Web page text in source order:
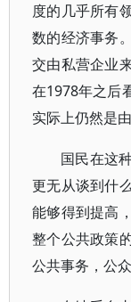
度的几乎所有
数的经济事务
交由私营企业
在1978年之后
实际上仍然是
国民在这
更无从谈到什
能够得到提高
整个公共政策
公共事务，公